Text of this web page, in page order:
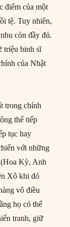
điểm của một
tệ. Tuy nhiên,
còn đầy đủ.
triệu binh sĩ
của Nhật
trong chính
thể tiếp
tục hay
với những
Kỳ, Anh
Xô khi đó
vô điều
họ có thể
tranh, giữ